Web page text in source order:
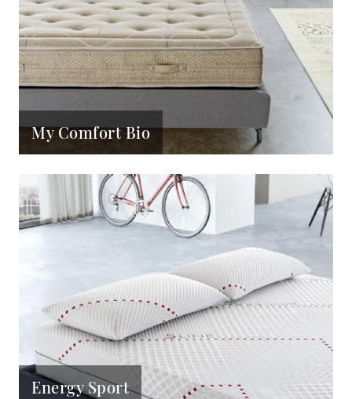
My Comfort Bio
Energy Sport